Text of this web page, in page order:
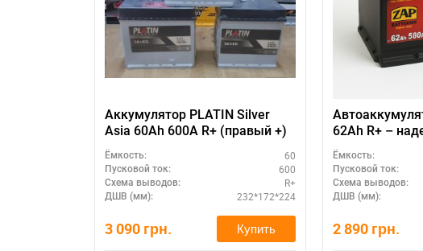
Аккумулятор PLATIN Silver
Asia 60Ah 600A R+ (правый +)
Ёмкость: 60
Пусковой ток: 600
Схема выводов: R+
ДШВ (мм): 232*172*224
3 090 грн. Купить
62Ah R+ –
долговечность
Ёмкость:
Пусковой ток:
Схема выводов:
ДШВ (мм):
2 890 грн.